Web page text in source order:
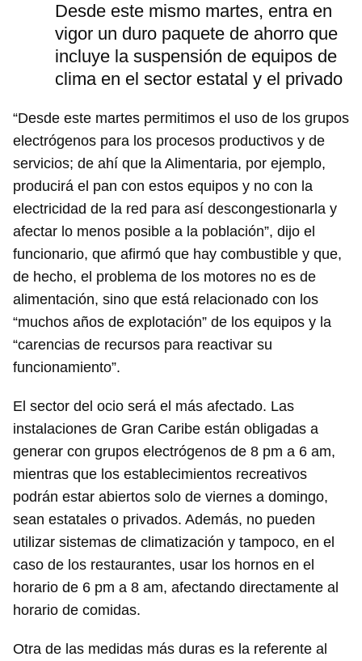
Desde este mismo martes, entra en
vigor un duro paquete de ahorro que
incluye la suspensión de equipos de
clima en el sector estatal y el privado
“Desde este martes permitimos el uso de los grupos
electrógenos para los procesos productivos y de
servicios; de ahí que la Alimentaria, por ejemplo,
producirá el pan con estos equipos y no con la
electricidad de la red para así descongestionarla y
afectar lo menos posible a la población”, dijo el
funcionario, que afirmó que hay combustible y que,
de hecho, el problema de los motores no es de
alimentación, sino que está relacionado con los
“muchos años de explotación” de los equipos y la
“carencias de recursos para reactivar su
funcionamiento”.
El sector del ocio será el más afectado. Las
instalaciones de Gran Caribe están obligadas a
generar con grupos electrógenos de 8 pm a 6 am,
mientras que los establecimientos recreativos
podrán estar abiertos solo de viernes a domingo,
sean estatales o privados. Además, no pueden
utilizar sistemas de climatización y tampoco, en el
caso de los restaurantes, usar los hornos en el
horario de 6 pm a 8 am, afectando directamente al
horario de comidas.
Otra de las medidas más duras es la referente al